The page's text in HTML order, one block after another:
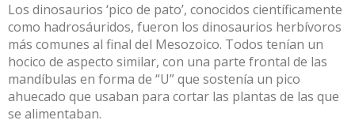
Los dinosaurios ‘pico de pato’, conocidos científicamente
como hadrosáuridos, fueron los dinosaurios herbívoros
más comunes al final del Mesozoico. Todos tenían un
hocico de aspecto similar, con una parte frontal de las
mandíbulas en forma de “U” que sostenía un pico
ahuecado que usaban para cortar las plantas de las que
se alimentaban.